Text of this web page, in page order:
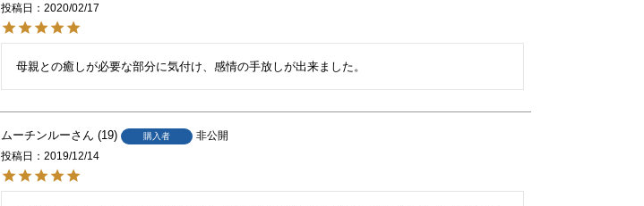
投稿日
2020/02/17
母親との癒しが必要な部分に気付け、感情の手放しが出来ました。
ムーチンルー 19 購入者
非公開
投稿日
2019/12/14